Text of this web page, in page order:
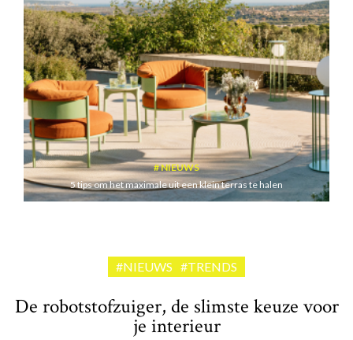
NIEUWS
5 tips om het maximale uit een klein terras te halen
#NIEUWS #TRENDS
De robotstofzuiger, de slimste keuze voor
je interieur